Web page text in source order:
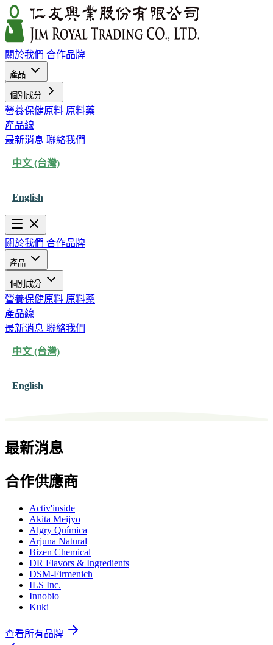
關於我們 合作品牌
產品
個別成分
營養保健原料 原料藥
產品線
最新消息 聯絡我們
中文 (台灣)
English
關於我們 合作品牌
產品
個別成分
營養保健原料 原料藥
產品線
最新消息 聯絡我們
中文 (台灣)
English
最新消息
合作供應商
Activ'inside
Akita Meijyo
Algry Química
Arjuna Natural
Bizen Chemical
DR Flavors & Ingredients
DSM-Firmenich
ILS Inc.
Innobio
Kuki
查看所有品牌